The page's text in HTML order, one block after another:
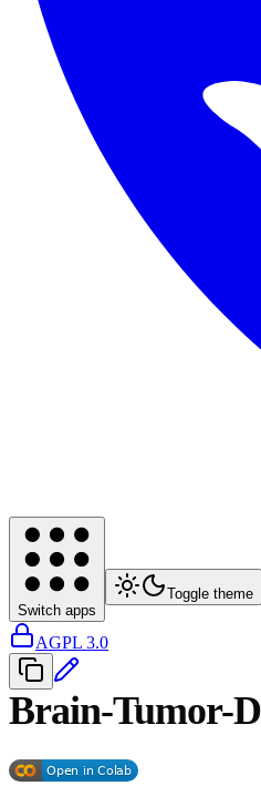
Switch apps
Toggle theme
AGPL 3.0
Brain-Tumor-